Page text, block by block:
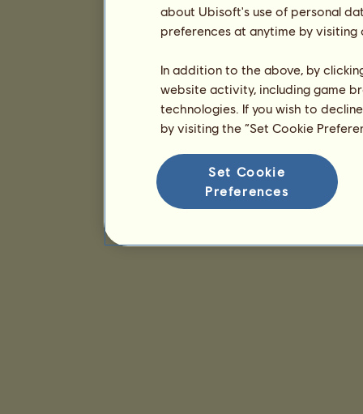
about Ubisoft's use of personal
preferences at anytime by
In addition to the above, by
website activity, including game
technologies. If you wish to
by visiting the “Set Cookie
Set Cookie
Preferences